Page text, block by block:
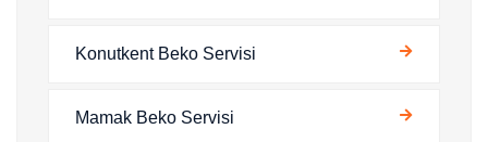
Konutkent Beko Servisi
Mamak Beko Servisi